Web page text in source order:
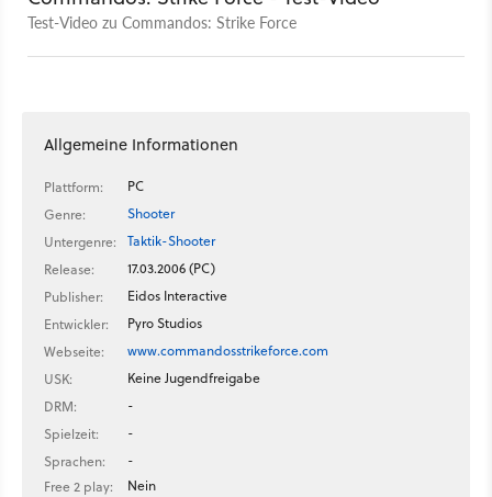
Test-Video zu Commandos: Strike Force
Allgemeine Informationen
Plattform:
PC
Genre:
Shooter
Untergenre:
Taktik-Shooter
Release:
17.03.2006 (PC)
Publisher:
Eidos Interactive
Entwickler:
Pyro Studios
Webseite:
www.commandosstrikeforce.com
USK:
Keine Jugendfreigabe
DRM:
-
Spielzeit:
-
Sprachen:
-
Free 2 play:
Nein